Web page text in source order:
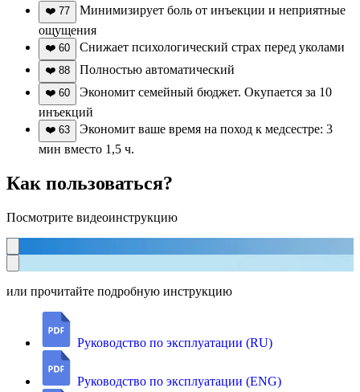
❤️ 77
Минимизирует боль от инъекции и неприятные
ощущения
❤️ 60 Снижает психологический страх перед уколами
❤️ 88 Полностью автоматический
❤️ 60
Экономит семейный бюджет. Окупается за 10
инъекций
❤️ 63
Экономит ваше время на поход к медсестре: 3
мин вместо 1,5 ч.
Как пользоваться?
Посмотрите видеоинструкцию
или прочитайте подробную инструкцию
Руководство по эксплуатации (RU)
Руководство по эксплуатации (ENG)